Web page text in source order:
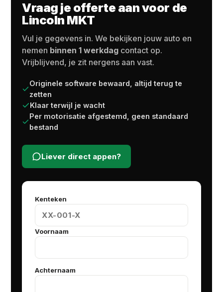
Vraag je offerte aan voor de
Lincoln MKT
Vul je gegevens in. We bekijken jouw auto en
nemen binnen 1 werkdag contact op.
Vrijblijvend, je zit nergens aan vast.
Originele software bewaard, altijd terug te
zetten
Klaar terwijl je wacht
Per motorisatie afgestemd, geen standaard
bestand
Liever direct appen?
Kenteken
Voornaam
Achternaam